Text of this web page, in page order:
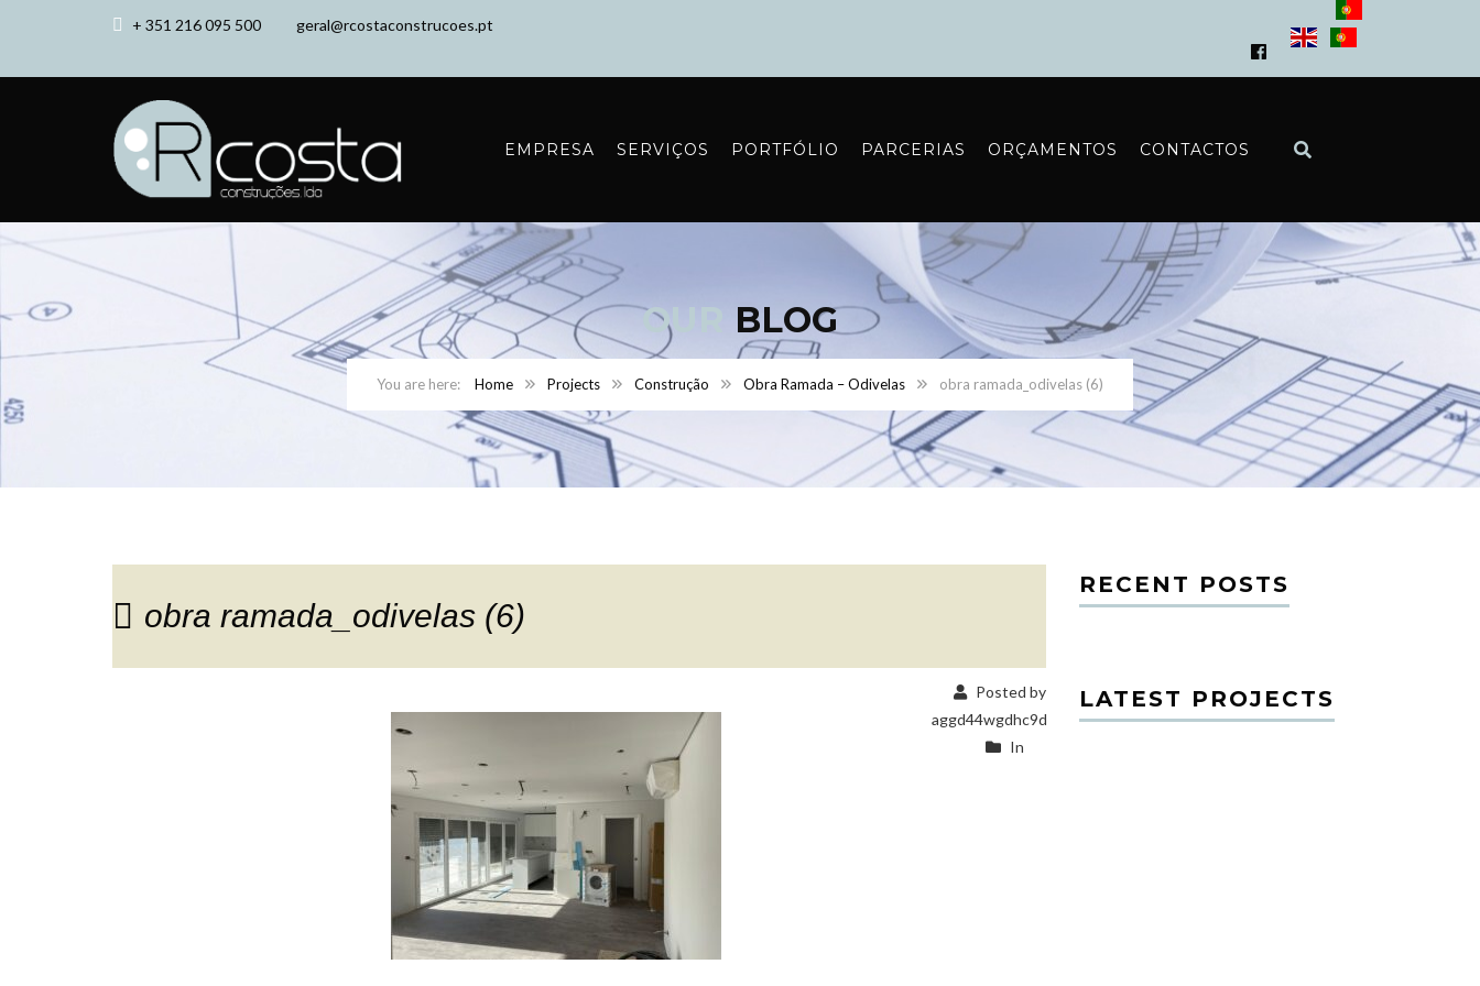
+ 351 216 095 500 geral@rcostaconstrucoes.pt
EMPRESA SERVIÇOS PORTFÓLIO PARCERIAS ORÇAMENTOS CONTACTOS
OUR BLOG
Home Projects Construção Obra Ramada – Odivelas obra ramada_odivelas (6)
obra ramada_odivelas (6)
Posted by
aggd44wgdhc9d
In
RECENT POSTS
LATEST PROJECTS